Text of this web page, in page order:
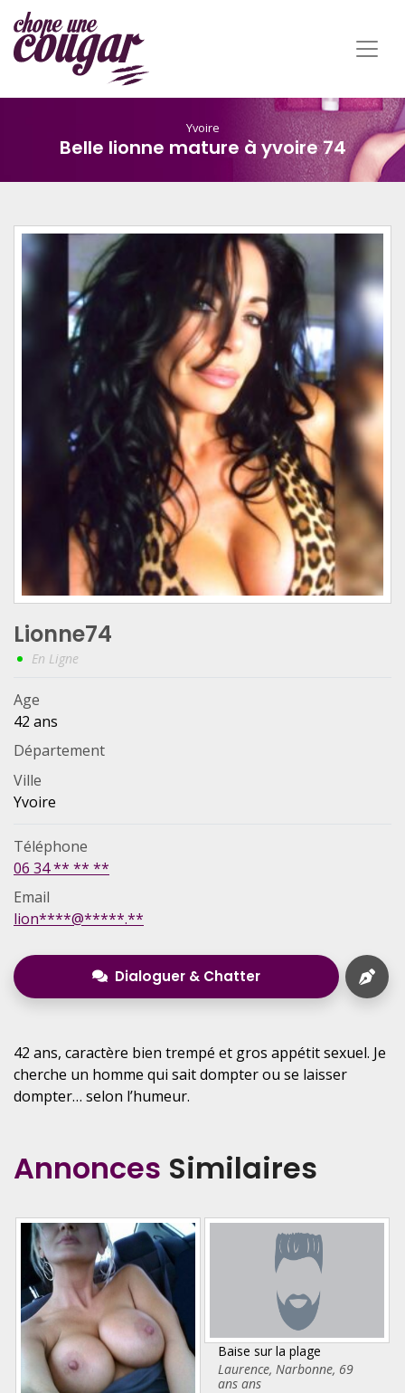
Yvoire
Belle lionne mature à yvoire 74
Lionne74
En Ligne
Age
42 ans
Département
Ville
Yvoire
Téléphone
06 34 ** ** **
Email
lion****@*****.**
Dialoguer & Chatter
42 ans, caractère bien trempé et gros appétit sexuel. Je
cherche un homme qui sait dompter ou se laisser
dompter… selon l’humeur.
Annonces Similaires
Baise sur la plage
Laurence, Narbonne, 69
ans ans